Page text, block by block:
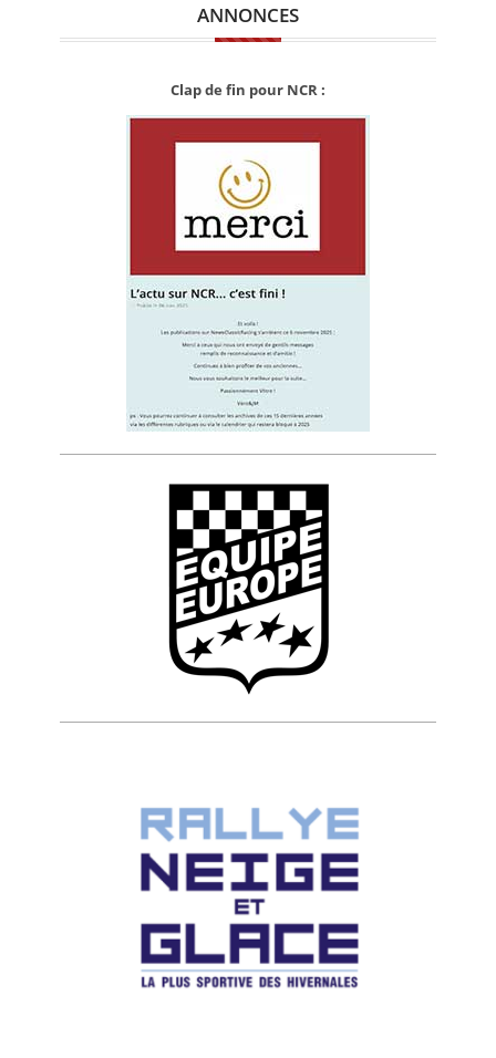
ANNONCES
Clap de fin pour NCR :